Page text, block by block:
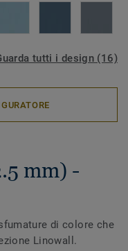
tutti i design (16)
mm) -
di colore che
Linowall.